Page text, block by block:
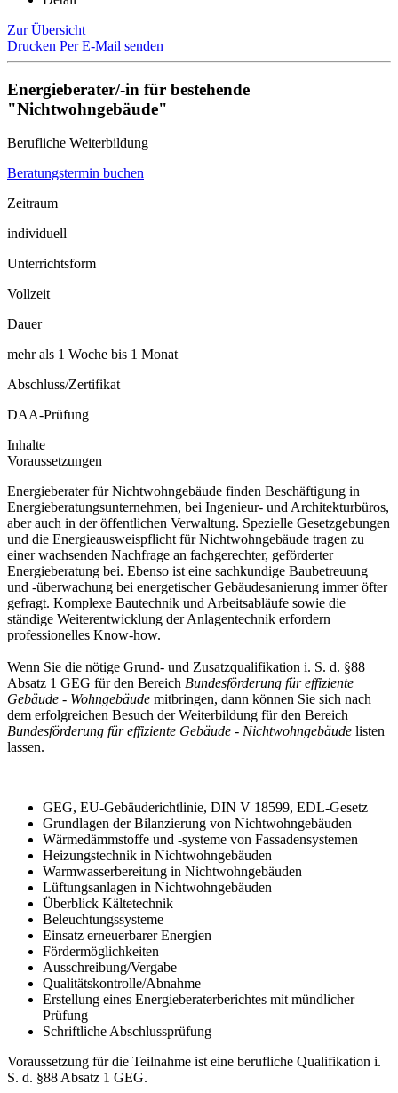
Zur Übersicht
Drucken Per E-Mail senden
Energieberater/-in für bestehende
"Nichtwohngebäude"
Berufliche Weiterbildung
Beratungstermin buchen
Zeitraum
individuell
Unterrichtsform
Vollzeit
Dauer
mehr als 1 Woche bis 1 Monat
Abschluss/Zertifikat
DAA-Prüfung
Inhalte
Voraussetzungen
Energieberater für Nichtwohngebäude finden Beschäftigung in
Energieberatungsunternehmen, bei Ingenieur- und Architekturbüros,
aber auch in der öffentlichen Verwaltung. Spezielle Gesetzgebungen
und die Energieausweispflicht für Nichtwohngebäude tragen zu
einer wachsenden Nachfrage an fachgerechter, geförderter
Energieberatung bei. Ebenso ist eine sachkundige Baubetreuung
und -überwachung bei energetischer Gebäudesanierung immer öfter
gefragt. Komplexe Bautechnik und Arbeitsabläufe sowie die
ständige Weiterentwicklung der Anlagentechnik erfordern
professionelles Know-how.
Wenn Sie die nötige Grund- und Zusatzqualifikation i. S. d. §88
Absatz 1 GEG für den Bereich Bundesförderung für effiziente
Gebäude - Wohngebäude mitbringen, dann können Sie sich nach
dem erfolgreichen Besuch der Weiterbildung für den Bereich
Bundesförderung für effiziente Gebäude - Nichtwohngebäude listen
lassen.
GEG, EU-Gebäuderichtlinie, DIN V 18599, EDL-Gesetz
Grundlagen der Bilanzierung von Nichtwohngebäuden
Wärmedämmstoffe und -systeme von Fassadensystemen
Heizungstechnik in Nichtwohngebäuden
Warmwasserbereitung in Nichtwohngebäuden
Lüftungsanlagen in Nichtwohngebäuden
Überblick Kältetechnik
Beleuchtungssysteme
Einsatz erneuerbarer Energien
Fördermöglichkeiten
Ausschreibung/Vergabe
Qualitätskontrolle/Abnahme
Erstellung eines Energieberaterberichtes mit mündlicher
Prüfung
Schriftliche Abschlussprüfung
Voraussetzung für die Teilnahme ist eine berufliche Qualifikation i.
S. d. §88 Absatz 1 GEG.